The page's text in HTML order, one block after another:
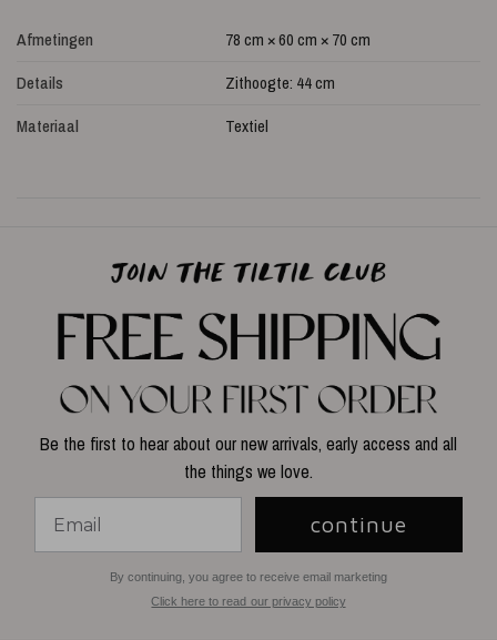
Afmetingen
78 cm × 60 cm × 70 cm
Details
Zithoogte: 44 cm
Materiaal
Textiel
Be the first to hear about our new arrivals, early access and all
the things we love.
continue
By continuing, you agree to receive email marketing
Click here to read our privacy policy